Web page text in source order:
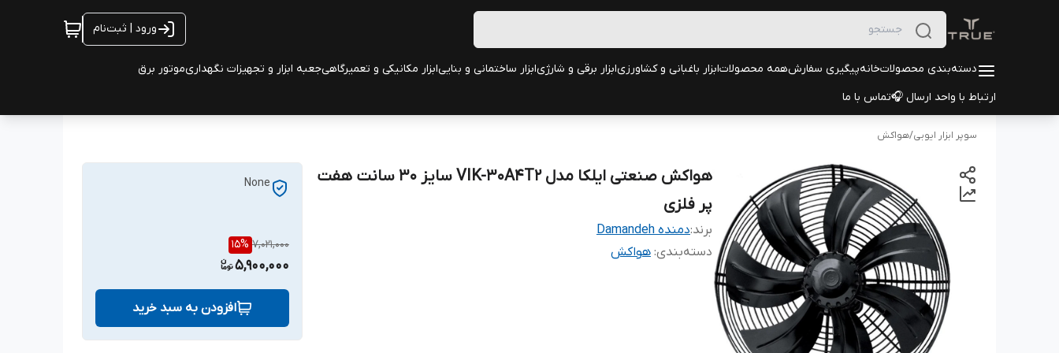
ورود | ثبت‌نام
دسته‌بندی محصولاتخانهپیگیری سفارشهمه محصولاتابزار باغبانی و کشاورزیابزار برقی و شارژیابزار ساختمانی و بناییابزار مکانیکی و تعمیرگاهیجعبه ابزار و تجهیزات نگهداریموتور برق
ارتباط با واحد ارسال 🎧تماس با ما
سوپر ابزار ایوبی/هواکش
هواکش صنعتی ایلکا مدل VIK-30A4T2 سایز ۳۰ سانت هفت
پر فلزی
برند:دمنده Damandeh
دسته‌بندی: هواکش
None
7,021,000
15%
5,900,000
افزودن به سبد خرید